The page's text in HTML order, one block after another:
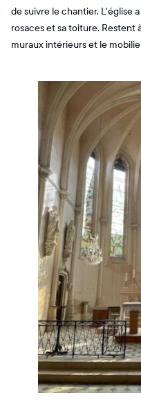
de suivre le chantier. L'église
rosaces et sa toiture. Restent
muraux intérieurs et le